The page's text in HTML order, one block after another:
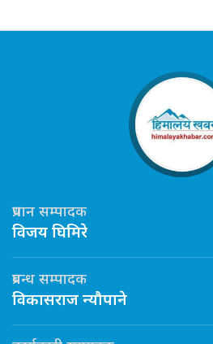
प्रधान सम्पादक
विजय घिमिरे
प्रबन्ध सम्पादक
विकासराज न्यौपाने